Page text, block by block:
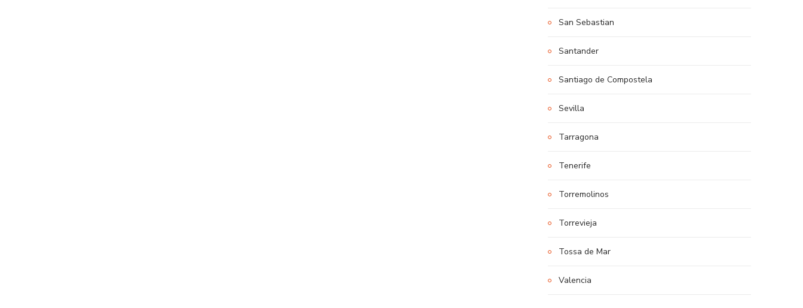
San Sebastian
Santander
Santiago de Compostela
Sevilla
Tarragona
Tenerife
Torremolinos
Torrevieja
Tossa de Mar
Valencia